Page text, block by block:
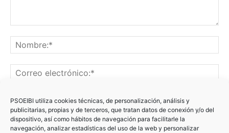
PSOEIBI utiliza cookies técnicas, de personalización, análisis y
publicitarias, propias y de terceros, que tratan datos de conexión y/o del
dispositivo, así como hábitos de navegación para facilitarle la
navegación, analizar estadísticas del uso de la web y personalizar